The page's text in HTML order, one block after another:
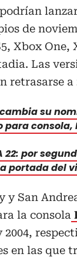
de
Xbox One,
Las
retrasarse a
cambia su
consola,
22: por
portada del
y San
la consola
2004,
en las que